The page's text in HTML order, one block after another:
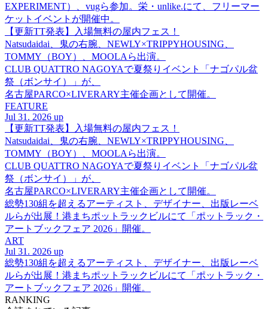
EXPERIMENT）、vugら参加。栄・unlike.にて、フリーマー
ケットイベントが開催中。
【更新TT発表】入場無料の屋内フェス！
Natsudaidai、鬼の右腕、NEWLY×TRIPPYHOUSING、
TOMMY（BOY）、MOOLAら出演。
CLUB QUATTRO NAGOYAで夏祭りイベント「ナゴパル盆
祭（ボンサイ）」が、
名古屋PARCO×LIVERARY主催企画として開催。
FEATURE
Jul 31. 2026 up
【更新TT発表】入場無料の屋内フェス！
Natsudaidai、鬼の右腕、NEWLY×TRIPPYHOUSING、
TOMMY（BOY）、MOOLAら出演。
CLUB QUATTRO NAGOYAで夏祭りイベント「ナゴパル盆
祭（ボンサイ）」が、
名古屋PARCO×LIVERARY主催企画として開催。
総勢130組を超えるアーティスト、デザイナー、出版レーベ
ルらが出展！港まちポットラックビルにて「ポットラック・
アートブックフェア 2026」開催。
ART
Jul 31. 2026 up
総勢130組を超えるアーティスト、デザイナー、出版レーベ
ルらが出展！港まちポットラックビルにて「ポットラック・
アートブックフェア 2026」開催。
RANKING